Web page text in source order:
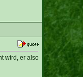
wird, er also